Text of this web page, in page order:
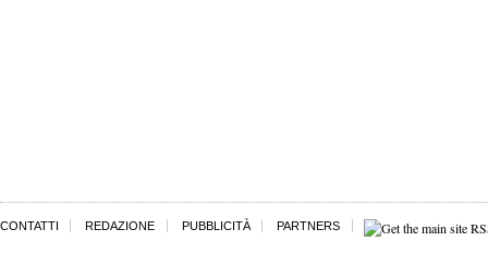
CONTATTI REDAZIONE PUBBLICITÀ PARTNERS